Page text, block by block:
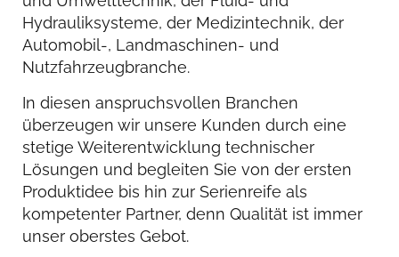
Hydrauliksysteme, der Medizintechnik, der
Automobil-, Landmaschinen- und
Nutzfahrzeugbranche.
In diesen anspruchsvollen Branchen
überzeugen wir unsere Kunden durch eine
stetige Weiterentwicklung technischer
Lösungen und begleiten Sie von der ersten
Produktidee bis hin zur Serienreife als
kompetenter Partner, denn Qualität ist immer
unser oberstes Gebot.